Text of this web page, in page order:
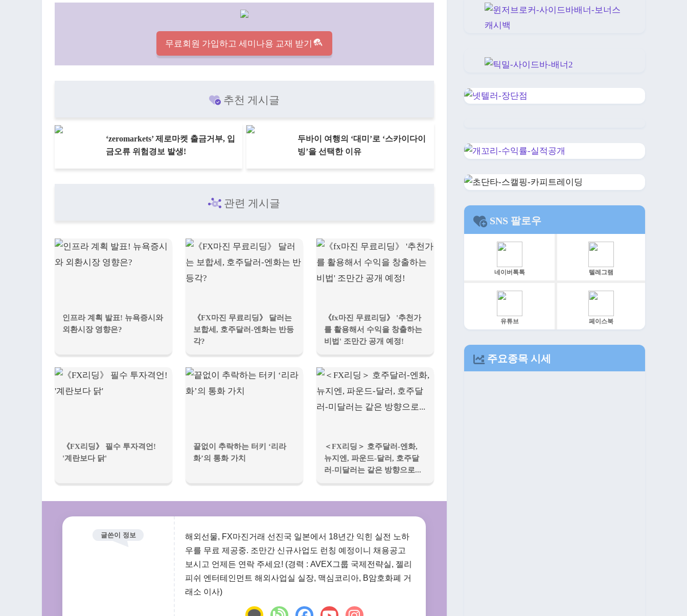
무료회원 가입하고 세미나용 교재 받기
추천 게시글
‘zeromarkets’ 제로마켓 출금거부, 입
금오류 위험경보 발생!
두바이 여행의 ‘대미’로 ‘스카이다이
빙’을 선택한 이유
관련 게시글
인프라 계획 발표! 뉴욕증시와
외환시장 영향은?
《FX마진 무료리딩》 달러는
보합세, 호주달러-엔화는 반등
각?
《fx마진 무료리딩》 '추천가
를 활용해서 수익을 창출하는
비법' 조만간 공개 예정!
《FX리딩》 필수 투자격언!
'계란보다 닭'
끝없이 추락하는 터키 ‘리라
화’의 통화 가치
＜FX리딩＞ 호주달러-엔화,
뉴지엔, 파운드-달러, 호주달
러-미달러는 같은 방향으로...
글쓴이 정보
해외선물, FX마진거래 선진국 일본에서 18년간 익힌 실전 노하
우를 무료 제공중. 조만간 신규사업도 런칭 예정이니 채용공고
보시고 언제든 연락 주세요! (경력 : AVEX그룹 국제전략실, 젤리
피쉬 엔터테인먼트 해외사업실 실장, 맥심코리아, B암호화폐 거
래소 이사)
SNS 팔로우
네이버톡톡 텔레그램
유튜브 페이스북
주요종목 시세